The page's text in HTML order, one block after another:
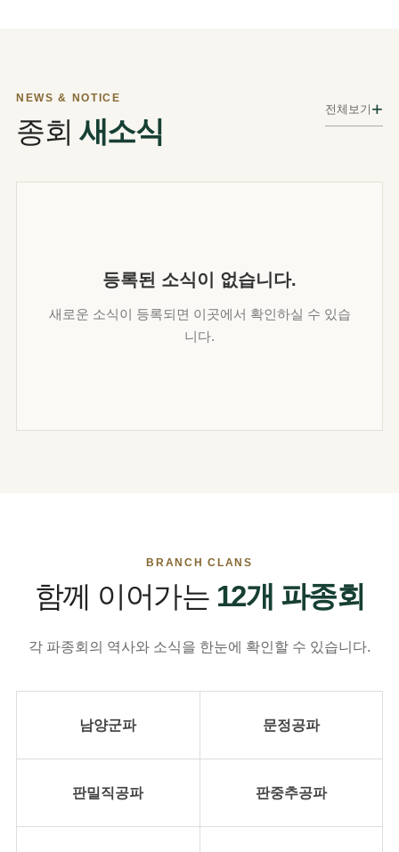
NEWS & NOTICE
종회 새소식
전체보기 +
등록된 소식이 없습니다.
새로운 소식이 등록되면 이곳에서 확인하실 수 있습
니다.
BRANCH CLANS
함께 이어가는 12개 파종회
각 파종회의 역사와 소식을 한눈에 확인할 수 있습니다.
남양군파 문정공파
판밀직공파 판중추공파